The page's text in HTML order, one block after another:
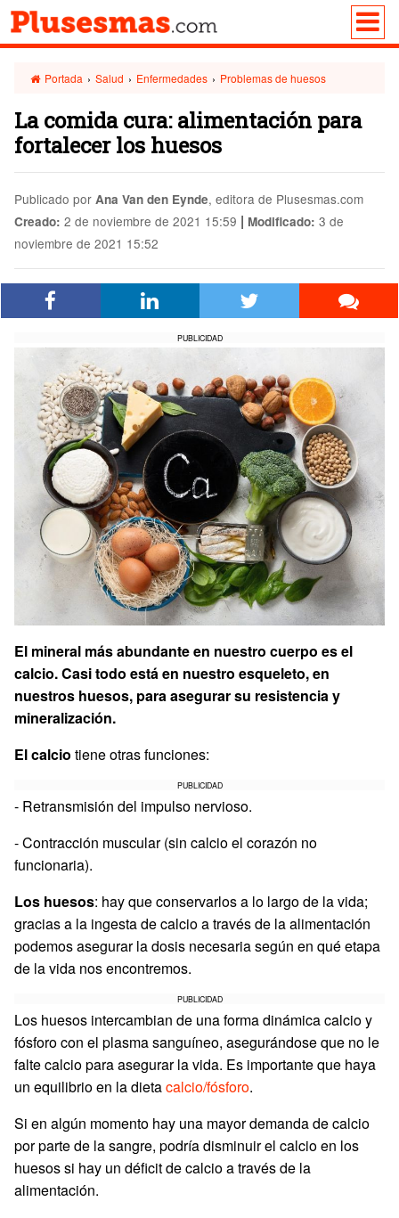
Portada › Salud › Enfermedades › Problemas de huesos
La comida cura: alimentación para
fortalecer los huesos
Publicado por Ana Van den Eynde, editora de Plusesmas.com
Creado: 2 de noviembre de 2021 15:59 | Modificado: 3 de
noviembre de 2021 15:52
PUBLICIDAD
El mineral más abundante en nuestro cuerpo es el
calcio. Casi todo está en nuestro esqueleto, en
nuestros huesos, para asegurar su resistencia y
mineralización.
El calcio tiene otras funciones:
PUBLICIDAD
- Retransmisión del impulso nervioso.
- Contracción muscular (sin calcio el corazón no
funcionaria).
Los huesos: hay que conservarlos a lo largo de la vida;
gracias a la ingesta de calcio a través de la alimentación
podemos asegurar la dosis necesaria según en qué etapa
de la vida nos encontremos.
PUBLICIDAD
Los huesos intercambian de una forma dinámica calcio y
fósforo con el plasma sanguíneo, asegurándose que no le
falte calcio para asegurar la vida. Es importante que haya
un equilibrio en la dietacalcio/fósforo.
Si en algún momento hay una mayor demanda de calcio
por parte de la sangre, podría disminuir el calcio en los
huesos si hay un déficit de calcio a través de la
alimentación.